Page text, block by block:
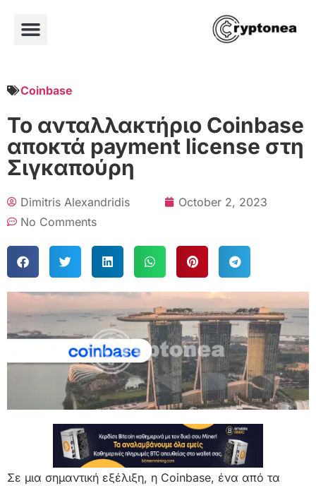
Coinbase
Το ανταλλακτήριο Coinbase
αποκτά payment license στη
Σιγκαπούρη
Dimitris Alexandridis
October 2, 2023
No Comments
Σε μια σημαντική εξέλιξη, η Coinbase, ένα από τα